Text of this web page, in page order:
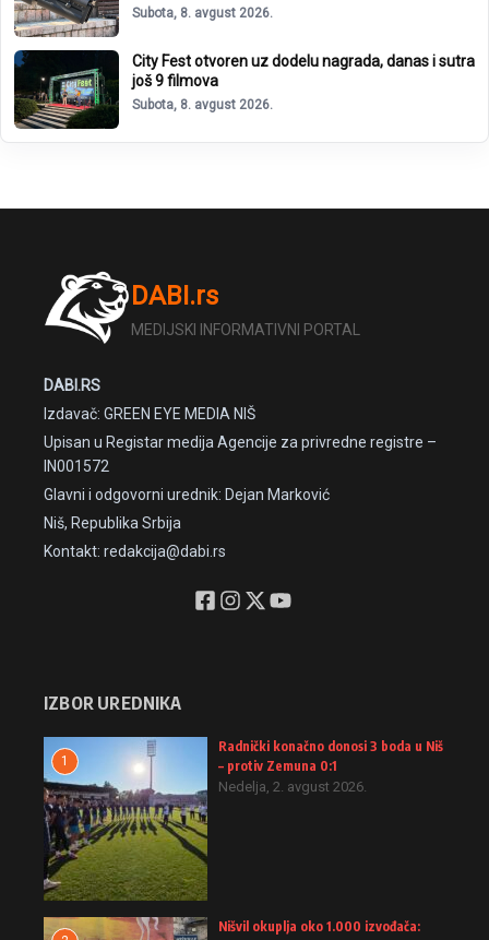
Subota, 8. avgust 2026.
City Fest otvoren uz dodelu nagrada, danas i sutra
još 9 filmova
Subota, 8. avgust 2026.
DABI.rs
MEDIJSKI INFORMATIVNI PORTAL
DABI.RS
Izdavač: GREEN EYE MEDIA NIŠ
Upisan u Registar medija Agencije za privredne registre –
IN001572
Glavni i odgovorni urednik: Dejan Marković
Niš, Republika Srbija
Kontakt: redakcija@dabi.rs
IZBOR UREDNIKA
1
Radnički konačno donosi 3 boda u Niš
– protiv Zemuna 0:1
Nedelja, 2. avgust 2026.
Nišvil okuplja oko 1.000 izvođača: